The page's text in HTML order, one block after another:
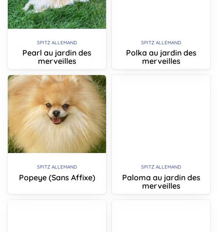
SPITZ ALLEMAND
Pearl au jardin des
merveilles
SPITZ ALLEMAND
Polka au jardin des
merveilles
SPITZ ALLEMAND
Popeye (Sans Affixe)
SPITZ ALLEMAND
Paloma au jardin des
merveilles